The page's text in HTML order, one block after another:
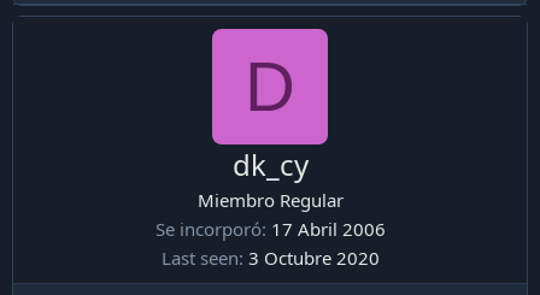
D
dk_cy
Miembro Regular
Se incorporó 17 Abril 2006
Last seen 3 Octubre 2020